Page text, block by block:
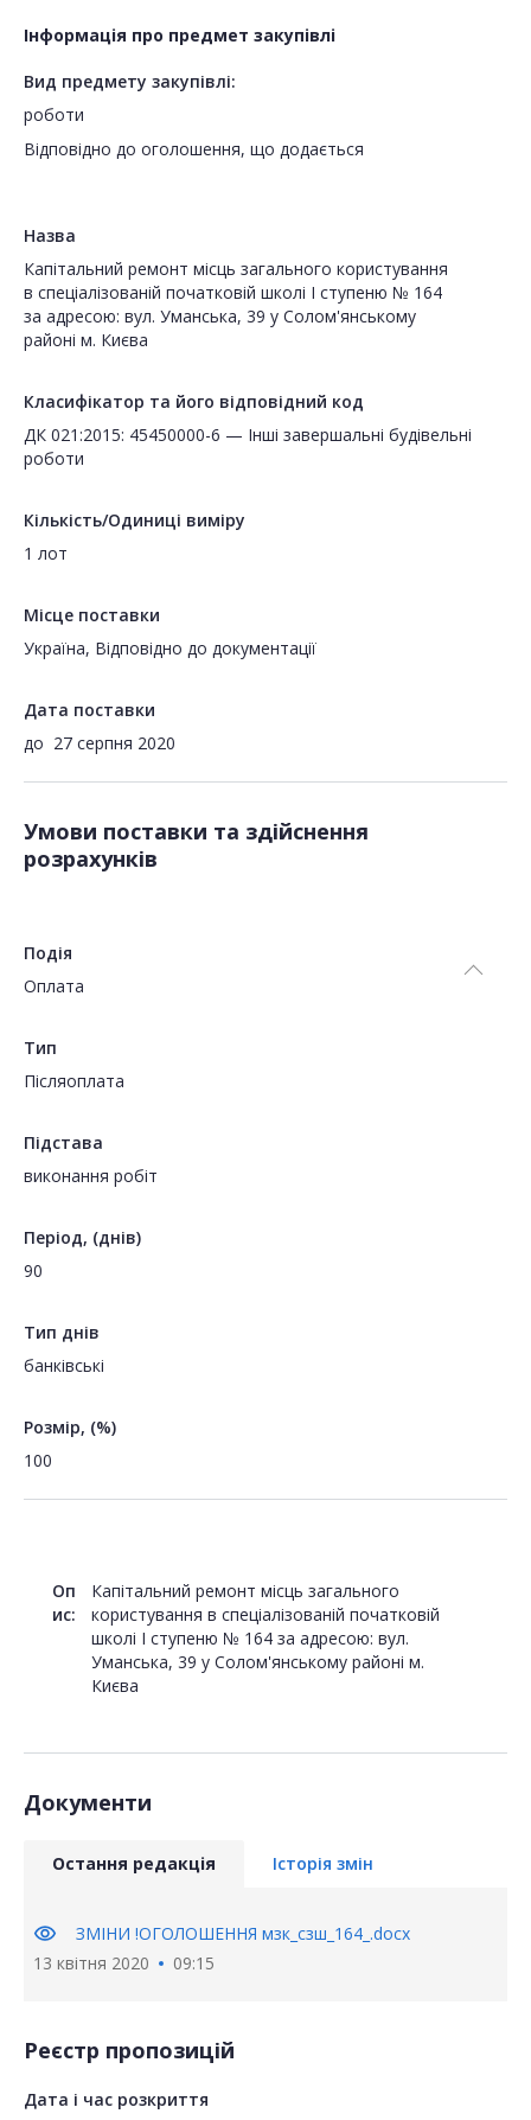
Інформація про предмет закупівлі
Вид предмету закупівлі:
роботи
Відповідно до оголошення, що додається
Назва
Капітальний ремонт місць загального користування
в спецiалiзованій початковій школі І ступеню № 164
за адресою: вул. Уманська, 39 у Солом'янському
районі м. Києва
Класифікатор та його відповідний код
ДК 021:2015: 45450000-6 — Інші завершальні будівельні
роботи
Кількість/Одиниці виміру
1 лот
Місце поставки
Україна, Відповідно до документації
Дата поставки
до 27 серпня 2020
Умови поставки та здійснення
розрахунків
Подія
Оплата
Тип
Пiсляоплата
Підстава
виконання робіт
Період, (днів)
90
Тип днів
банківські
Розмір, (%)
100
Оп
ис:
Капітальний ремонт місць загального
користування в спецiалiзованій початковій
школі І ступеню № 164 за адресою: вул.
Уманська, 39 у Солом'янському районі м.
Києва
Документи
Остання редакція Історія змін
visibility
ЗМІНИ !ОГОЛОШЕННЯ мзк_сзш_164_.docx
13 квітня 2020
09:15
Реєстр пропозицій
Дата і час розкриття